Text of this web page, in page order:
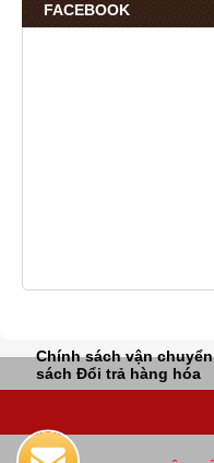
FACEBOOK
Chính sách vận chuyển
sách Đổi trả hàng hóa